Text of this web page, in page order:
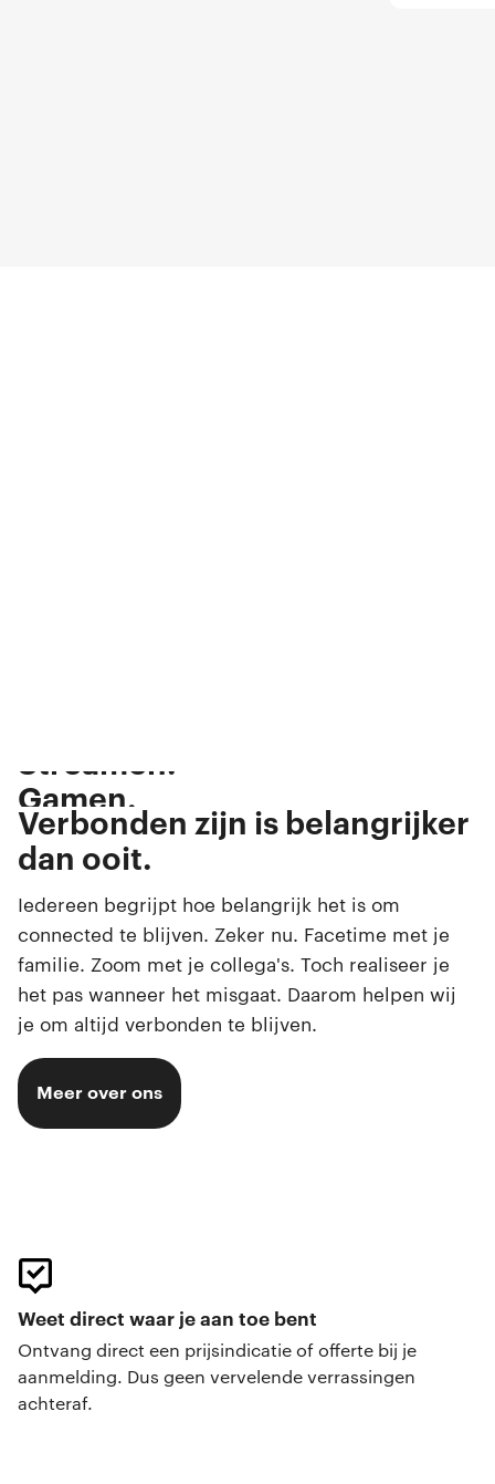
Gamen.
Browsen.
Swipen.
Selfies maken.
Verbonden zijn is belangrijker
dan ooit.
Iedereen begrijpt hoe belangrijk het is om
connected te blijven. Zeker nu. Facetime met je
familie. Zoom met je collega's. Toch realiseer je
het pas wanneer het misgaat. Daarom helpen wij
je om altijd verbonden te blijven.
Meer over ons
Weet direct waar je aan toe bent
Ontvang direct een prijsindicatie of offerte bij je
aanmelding. Dus geen vervelende verrassingen
achteraf.